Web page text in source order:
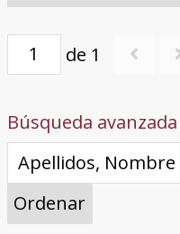
de 1
Búsqueda avanzada
Ordenar